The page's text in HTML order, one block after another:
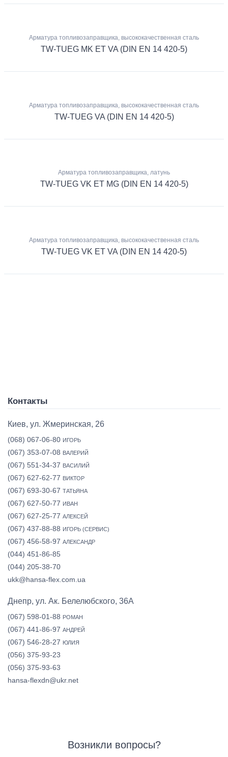
Арматура топливозаправщика, высококачественная сталь
TW-TUEG MK ET VA (DIN EN 14 420-5)
Арматура топливозаправщика, высококачественная сталь
TW-TUEG VA (DIN EN 14 420-5)
Арматура топливозаправщика, латунь
TW-TUEG VK ET MG (DIN EN 14 420-5)
Арматура топливозаправщика, высококачественная сталь
TW-TUEG VK ET VA (DIN EN 14 420-5)
Контакты
Киев, ул. Жмеринская, 26
(068) 067-06-80 ИГОРЬ
(067) 353-07-08 ВАЛЕРИЙ
(067) 551-34-37 ВАСИЛИЙ
(067) 627-62-77 ВИКТОР
(067) 693-30-67 ТАТЬЯНА
(067) 627-50-77 ИВАН
(067) 627-25-77 АЛЕКСЕЙ
(067) 437-88-88 ИГОРЬ (СЕРВИС)
(067) 456-58-97 АЛЕКСАНДР
(044) 451-86-85
(044) 205-38-70
ukk@hansa-flex.com.ua
Днепр, ул. Ак. Белелюбского, 36А
(067) 598-01-88 РОМАН
(067) 441-86-97 АНДРЕЙ
(067) 546-28-27 ЮЛИЯ
(056) 375-93-23
(056) 375-93-63
hansa-flexdn@ukr.net
Возникли вопросы?